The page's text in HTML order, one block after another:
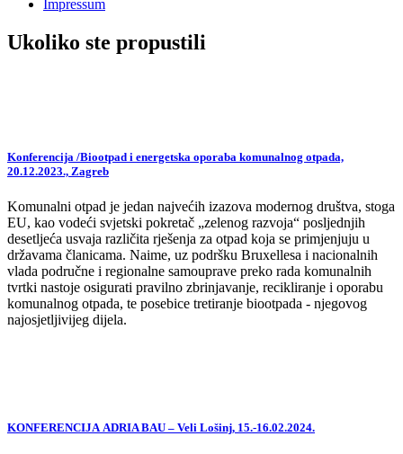
Impressum
Ukoliko ste propustili
Konferencija /Biootpad i energetska oporaba komunalnog otpada,
20.12.2023., Zagreb
Komunalni otpad je jedan najvećih izazova modernog društva, stoga
EU, kao vodeći svjetski pokretač „zelenog razvoja“ posljednjih
desetljeća usvaja različita rješenja za otpad koja se primjenjuju u
državama članicama. Naime, uz podršku Bruxellesa i nacionalnih
vlada područne i regionalne samouprave preko rada komunalnih
tvrtki nastoje osigurati pravilno zbrinjavanje, recikliranje i oporabu
komunalnog otpada, te posebice tretiranje biootpada - njegovog
najosjetljivijeg dijela.
KONFERENCIJA ADRIA BAU – Veli Lošinj, 15.-16.02.2024.